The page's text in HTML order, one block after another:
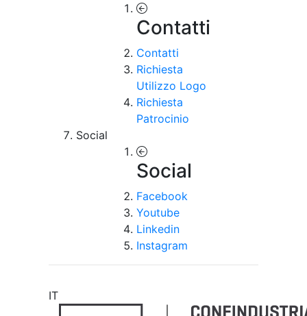
Contatti
Contatti
Richiesta
Utilizzo Logo
Richiesta
Patrocinio
Social
Social
Facebook
Youtube
Linkedin
Instagram
IT